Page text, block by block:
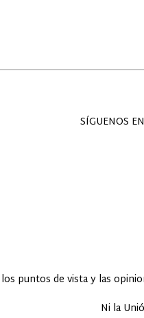
SÍGUENOS
puntos de vista y las
Ni la